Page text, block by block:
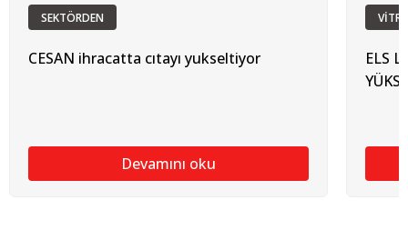
SEKTÖRDEN
CESAN ihracatta cıtayı yukseltiyor
Devamını oku
ELS